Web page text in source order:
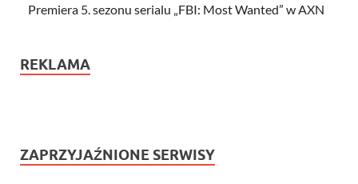
Premiera 5. sezonu serialu „FBI: Most Wanted” w AXN
REKLAMA
ZAPRZYJAŹNIONE SERWISY